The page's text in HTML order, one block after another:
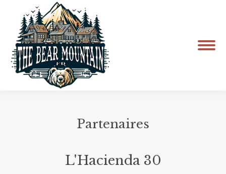
Partenaires
L'Hacienda 30